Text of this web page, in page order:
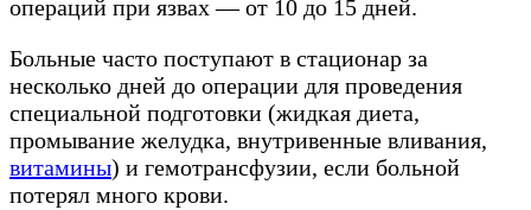
операций при язвах — от 10 до 15 дней.
Больные часто поступают в стационар за
несколько дней до операции для проведения
специальной подготовки (жидкая диета,
промывание желудка, внутривенные вливания,
витамины) и гемотрансфузии, если больной
потерял много крови.